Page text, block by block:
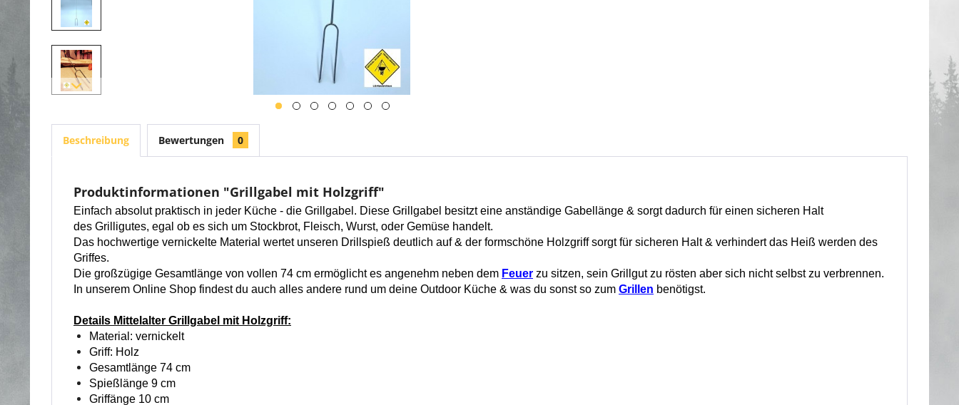
Beschreibung Bewertungen 0
Produktinformationen "Grillgabel mit Holzgriff"
Einfach absolut praktisch in jeder Küche - die Grillgabel. Diese Grillgabel besitzt eine anständige Gabellänge & sorgt dadurch für einen sicheren Halt
des Grilligutes, egal ob es sich um Stockbrot, Fleisch, Wurst, oder Gemüse handelt.
Das hochwertige vernickelte Material wertet unseren Drillspieß deutlich auf & der formschöne Holzgriff sorgt für sicheren Halt & verhindert das Heiß werden des
Griffes.
Die großzügige Gesamtlänge von vollen 74 cm ermöglicht es angenehm neben dem Feuer zu sitzen, sein Grillgut zu rösten aber sich nicht selbst zu verbrennen.
In unserem Online Shop findest du auch alles andere rund um deine Outdoor Küche & was du sonst so zum Grillen benötigst.
Details Mittelalter Grillgabel mit Holzgriff:
Material: vernickelt
Griff: Holz
Gesamtlänge 74 cm
Spießlänge 9 cm
Griffänge 10 cm